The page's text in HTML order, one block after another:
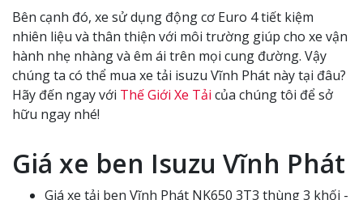
Bên cạnh đó, xe sử dụng động cơ Euro 4 tiết kiệm
nhiên liệu và thân thiện với môi trường giúp cho xe vận
hành nhẹ nhàng và êm ái trên mọi cung đường. Vậy
chúng ta có thể mua xe tải isuzu Vĩnh Phát này tại đâu?
Hãy đến ngay với Thế Giới Xe Tải của chúng tôi để sở
hữu ngay nhé!
Giá xe ben Isuzu Vĩnh Phát
Giá xe tải ben Vĩnh Phát NK650 3T3 thùng 3 khối -